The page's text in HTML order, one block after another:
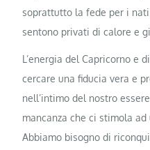
soprattutto la fede per i
sentono privati di calore e
L’energia del Capricorno e
cercare una fiducia vera e
nell’intimo del nostro
mancanza che ci stimola
Abbiamo bisogno di